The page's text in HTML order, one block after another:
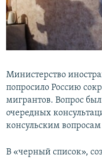
Министерство
попросило Россию
мигрантов. Вопрос
очередных
консульским
В «черный список»,